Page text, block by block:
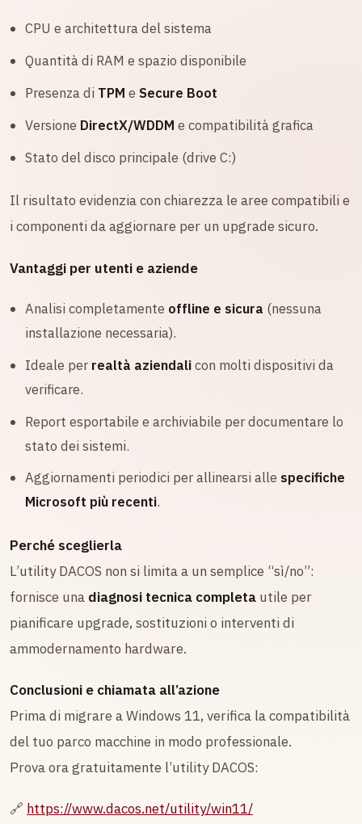
CPU e architettura del sistema
Quantità di RAM e spazio disponibile
Presenza di TPM eSecure Boot
Versione DirectX/WDDM e compatibilità grafica
Stato del disco principale (drive C:)
Il risultato evidenzia con chiarezza le aree compatibili e
i componenti da aggiornare per un upgrade sicuro.
Vantaggi per utenti e aziende
Analisi completamente offline e sicura (nessuna
installazione necessaria).
Ideale perrealtà aziendalicon molti dispositivi da
verificare.
Report esportabile e archiviabile per documentare lo
stato dei sistemi.
Aggiornamenti periodici per allinearsi alle specifiche
Microsoft più recenti.
Perché sceglierla
L’utility DACOS non si limita a un semplice “sì/no”:
fornisce una diagnosi tecnica completa utile per
pianificare upgrade, sostituzioni o interventi di
ammodernamento hardware.
Conclusioni e chiamata all’azione
Prima di migrare a Windows 11, verifica la compatibilità
del tuo parco macchine in modo professionale.
Prova ora gratuitamente l’utility DACOS:
🔗 https://www.dacos.net/utility/win11/